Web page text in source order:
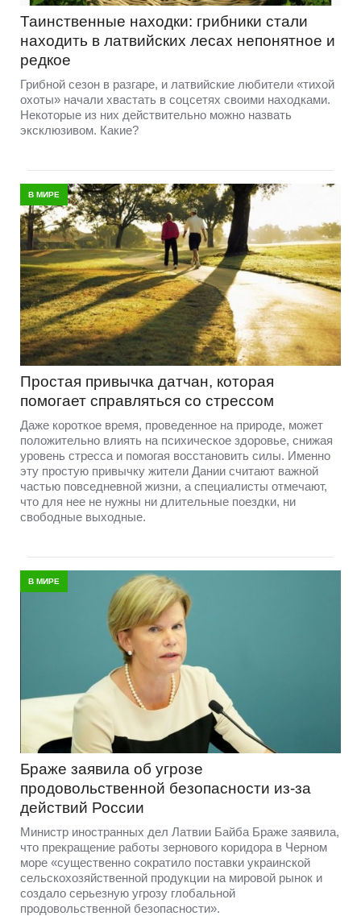
Таинственные находки: грибники стали
находить в латвийских лесах непонятное и
редкое
Грибной сезон в разгаре, и латвийские любители «тихой
охоты» начали хвастать в соцсетях своими находками.
Некоторые из них действительно можно назвать
эксклюзивом. Какие?
В МИРЕ
Простая привычка датчан, которая
помогает справляться со стрессом
Даже короткое время, проведенное на природе, может
положительно влиять на психическое здоровье, снижая
уровень стресса и помогая восстановить силы. Именно
эту простую привычку жители Дании считают важной
частью повседневной жизни, а специалисты отмечают,
что для нее не нужны ни длительные поездки, ни
свободные выходные.
В МИРЕ
Браже заявила об угрозе
продовольственной безопасности из-за
действий России
Министр иностранных дел Латвии Байба Браже заявила,
что прекращение работы зернового коридора в Черном
море «существенно сократило поставки украинской
сельскохозяйственной продукции на мировой рынок и
создало серьезную угрозу глобальной
продовольственной безопасности».